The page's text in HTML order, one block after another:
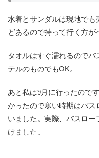
水着とサンダルは現地でも
どあるので持って行く方が
タオルはすぐ濡れるので
テルのものでもOK。
あと私は9月に行ったので
かったので寒い時期はバス
いました。実際、バスロ
けました。